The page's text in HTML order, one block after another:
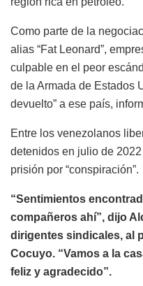
Como parte de la
alias “Fat Leonard”,
culpable en el peor
de la Armada de Estados
devuelto” a ese país,
Entre los venezolanos
detenidos en julio de
prisión por “conspiración”.
“Sentimientos
compañeros ahí”, dijo
dirigentes sindicales, al
Cocuyo. “Vamos a la
feliz y agradecido”.